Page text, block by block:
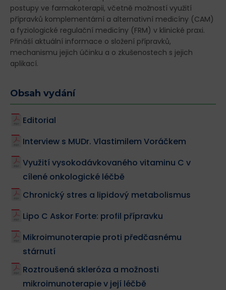
postupy ve farmakoterapii, včetně možností využití
přípravků komplementární a alternativní medicíny (CAM)
a fyziologické regulační medicíny (FRM) v klinické praxi.
Přináší aktuální informace o složení přípravků,
mechanismu jejich účinku a o zkušenostech s jejich
aplikací.
Obsah vydání
Editorial
Interview s MUDr. Vlastimilem Voráčkem
Využití vysokodávkovaného vitaminu C v
cílené onkologické léčbě
Chronický stres a lipidový metabolismus
Lipo C Askor Forte: profil přípravku
Mikroimunoterapie proti předčasnému
stárnutí
Roztroušená skleróza a možnosti
mikroimunoterapie v její léčbě